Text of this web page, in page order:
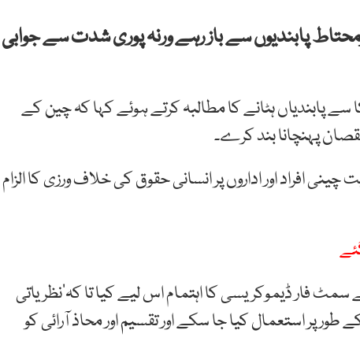
پابندیوںسےبازرہےورنہپوریشدتسےجوابی
سےپابندیاںہٹانےکامطالبہکرتےہوئےکہاکہچینکے
پہنچانابندکرے۔
چینیافراداوراداروںپرانسانیحقوقکیخلافورزیکاالزام
فار ڈیموکریسی کا اہتمام اس لیے کیا تا کہ’نظریاتی
پر استعمال کیا جا سکے اور تقسیم اور محاذ آرائی کو